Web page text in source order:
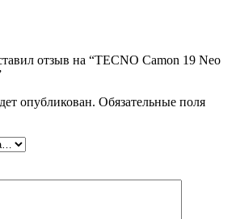
отзыв на “TECNO Camon 19 Neo
опубликован. Обязательные поля